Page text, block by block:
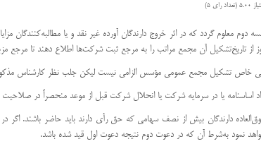
رای 5)
جلسه دوم معلوم گردد كه در اثر خروج دارندگان آورده غیر نقد و یا
آن مجمع مراتب را به مرجع ثبت شركت‌ها اطلاع دهند تا مرجع مزبور گواهینامه مذكور
فوق‌العاده دارندگان بیش از نصف سهامی كه حق رأی دارند باید حاضر
نمود به‌شرط آن كه در دعوت دوم نتیجه دعوت اول قید شده باشد.